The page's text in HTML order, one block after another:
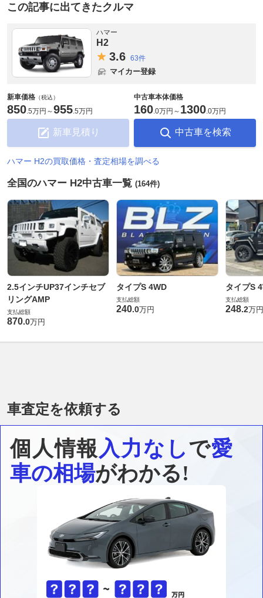
この記事に出てきたクルマ
ハマー
H2
3.6 63件
マイカー登録
新車価格 （税込）
850.5万円 ～955.5万円
新車見積り
中古車本体価格
160.0万円 ～ 1300.0万円
中古車を検索
ハマー H2の買取価格・査定相場を調べる
全国のハマー H2中古車一覧 (164件)
2.5インチUP37インチセブ
リングAMP
支払総額
870.0万円
タイプS 4WD
支払総額
240.0万円
タイプS
支払総額
248.2万円
車査定を依頼する
個人情報入力なしで愛
車の相場がわかる!